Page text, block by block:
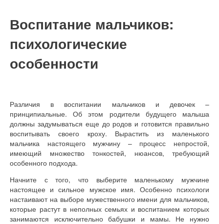
Воспитание мальчиков:
психологические
особенности
Различия в воспитании мальчиков и девочек –
принципиальные. Об этом родители будущего малыша
должны задумываться еще до родов и готовится правильно
воспитывать своего кроху. Вырастить из маленького
мальчика настоящего мужчину – процесс непростой,
имеющий множество тонкостей, нюансов, требующий
особенного подхода.
Начните с того, что выберите маленькому мужчине
настоящее и сильное мужское имя. Особенно психологи
настаивают на выборе мужественного имени для мальчиков,
которые растут в неполных семьях и воспитанием которых
занимаются исключительно бабушки и мамы. Не нужно